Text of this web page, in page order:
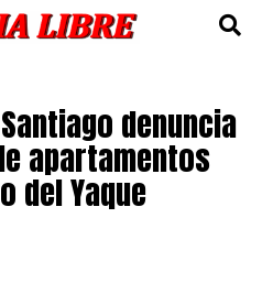
denuncia
apartamentos
del Yaque